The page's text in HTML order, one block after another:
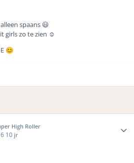
spaans 😃
girls zo te zien ☺️
😊
High Roller
10 jr